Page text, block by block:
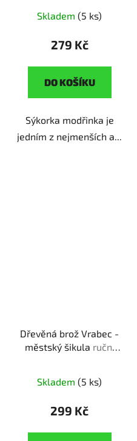
pro milovnice přírody
Skladem (5 ks)
279 Kč
DO KOŠÍKU
Sýkorka modřinka je
jedním z nejmenších a...
Dřevěná brož Vrabec -
městský šikula ruční
Skladem (5 ks)
299 Kč